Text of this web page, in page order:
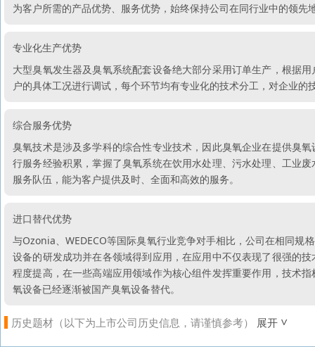
为客户所需的产品优势、服务优势，始终保持公司在同行业中的领先
专业化生产优势
大型臭氧发生器及臭氧系统配套设备绝大部分采用订单生产，根据
户的具体工况进行调试，每个环节均有专业化的技术分工，对企业
综合服务优势
臭氧技术是涉及多学科的综合性专业技术，因此臭氧企业在提供臭
行服务经验积累，掌握了臭氧系统在饮用水处理、污水处理、工业
服务队伍，能为客户提供及时、全面和高效的服务。
进口替代优势
与Ozonia、WEDECO等国际臭氧行业竞争对手相比，公司在相同规
设备的研发成功并在各领域得到应用，在应用中不仅表现了很强的
程度提高，在一些高端应用领域作为核心组件发挥重要作用，技术
氧设备已经逐渐被国产臭氧设备替代。
历史题材（以下为上市公司历史信息，请谨慎参考） 展开